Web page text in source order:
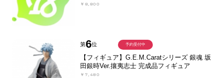
￥8,800
第6位
【フィギュア】G.E.M.Caratシリーズ 銀魂 坂
田銀時Ver.攘夷志士 完成品フィギュア
￥7,480
予約受付中